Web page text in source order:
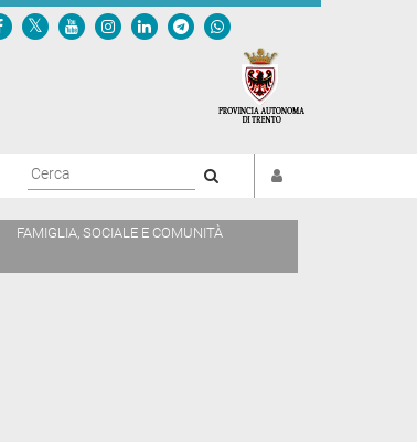
FAMIGLIA, SOCIALE E COMUNITÀ